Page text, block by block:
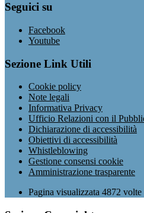
Seguici su
Facebook
Youtube
Sezione Link Utili
Cookie policy
Note legali
Informativa Privacy
Ufficio Relazioni con il
Dichiarazione di accessibilità
Obiettivi di accessibilità
Whistleblowing
Gestione consensi cookie
Amministrazione trasparente
Pagina visualizzata 4872 volte